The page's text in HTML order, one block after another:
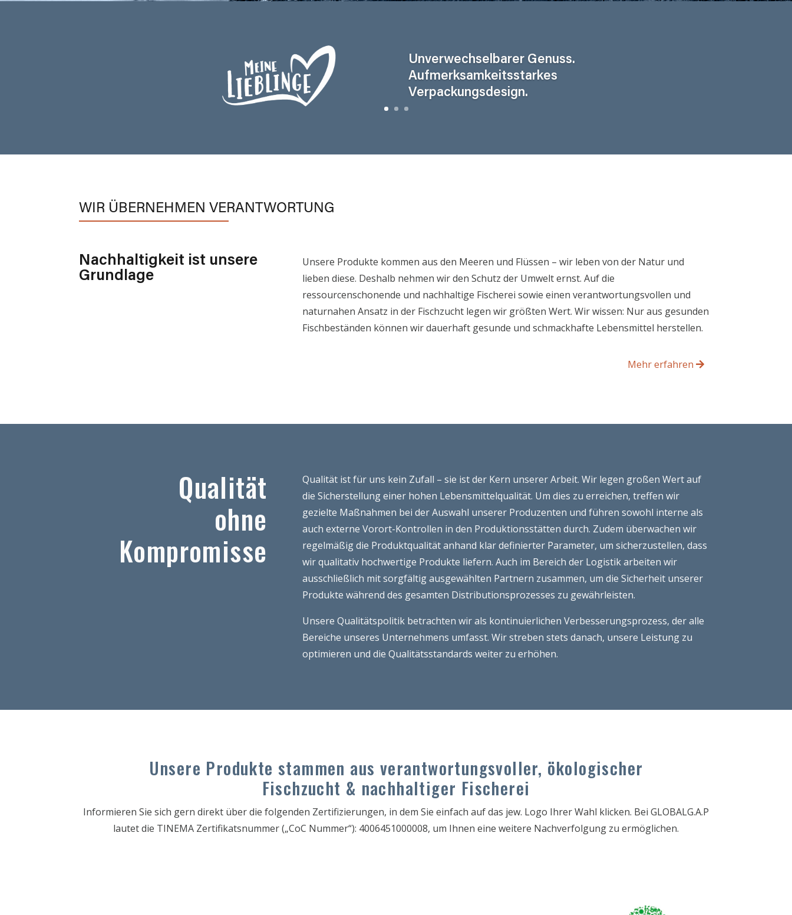
Unverwechselbarer Genuss.
Aufmerksamkeitsstarkes
Verpackungsdesign.
WIR ÜBERNEHMEN VERANTWORTUNG
Nachhaltigkeit ist unsere
Grundlage
Unsere Produkte kommen aus den Meeren und Flüssen – wir leben von der Natur und
lieben diese. Deshalb nehmen wir den Schutz der Umwelt ernst. Auf die
ressourcenschonende und nachhaltige Fischerei sowie einen verantwortungsvollen und
naturnahen Ansatz in der Fischzucht legen wir größten Wert. Wir wissen: Nur aus gesunden
Fischbeständen können wir dauerhaft gesunde und schmackhafte Lebensmittel herstellen.
Mehr erfahren
Qualität
ohne
Kompromisse
Qualität ist für uns kein Zufall – sie ist der Kern unserer Arbeit. Wir legen großen Wert auf
die Sicherstellung einer hohen Lebensmittelqualität. Um dies zu erreichen, treffen wir
gezielte Maßnahmen bei der Auswahl unserer Produzenten und führen sowohl interne als
auch externe Vorort-Kontrollen in den Produktionsstätten durch. Zudem überwachen wir
regelmäßig die Produktqualität anhand klar definierter Parameter, um sicherzustellen, dass
wir qualitativ hochwertige Produkte liefern. Auch im Bereich der Logistik arbeiten wir
ausschließlich mit sorgfältig ausgewählten Partnern zusammen, um die Sicherheit unserer
Produkte während des gesamten Distributionsprozesses zu gewährleisten.
Unsere Qualitätspolitik betrachten wir als kontinuierlichen Verbesserungsprozess, der alle
Bereiche unseres Unternehmens umfasst. Wir streben stets danach, unsere Leistung zu
optimieren und die Qualitätsstandards weiter zu erhöhen.
Unsere Produkte stammen aus verantwortungsvoller, ökologischer
Fischzucht & nachhaltiger Fischerei
Informieren Sie sich gern direkt über die folgenden Zertifizierungen, in dem Sie einfach auf das jew. Logo Ihrer Wahl klicken. Bei GLOBALG.A.P
lautet die TINEMA Zertifikatsnummer („CoC Nummer“): 4006451000008, um Ihnen eine weitere Nachverfolgung zu ermöglichen.